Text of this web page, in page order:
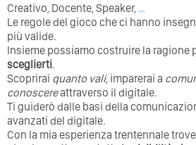
Creativo, Docente, Speaker, …
Le regole del gioco che ci hanno
più valide.
Insieme possiamo costruire la ragione
sceglierti.
Scoprirai quanto vali, imparerai a
conoscereattraverso il digitale.
Ti guiderò dalle basi della
avanzati del digitale.
Con la mia esperienza trentennale